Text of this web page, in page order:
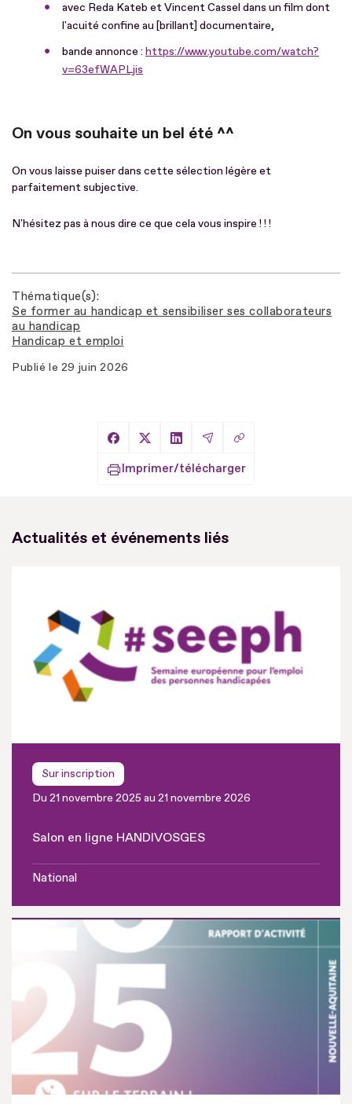
avec Reda Kateb et Vincent Cassel dans un film dont
l'acuité confine au [brillant] documentaire,
bande annonce : https://www.youtube.com/watch?
v=63efWAPLjis
On vous souhaite un bel été ^^
On vous laisse puiser dans cette sélection légère et
parfaitement subjective.
N'hésitez pas à nous dire ce que cela vous inspire ! ! !
Thématique(s)
Se former au handicap et sensibiliser ses collaborateurs
au handicap
Handicap et emploi
Publié le 29 juin 2026
Partager sur Facebook
Partager sur X
Partager sur LinkedIn
Partager par Email
Copier le lien
Imprimer/télécharger
Actualités et événements liés
Sur inscription
Du 21 novembre 2025 au 21 novembre 2026
Salon en ligne HANDIVOSGES
National